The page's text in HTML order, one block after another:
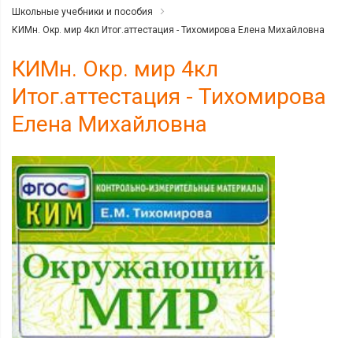
Школьные учебники и пособия
КИМн. Окр. мир 4кл Итог.аттестация - Тихомирова Елена Михайловна
КИМн. Окр. мир 4кл
Итог.аттестация - Тихомирова
Елена Михайловна